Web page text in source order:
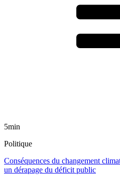
5min
Politique
Conséquences du changement
un dérapage du déficit public